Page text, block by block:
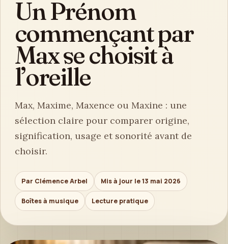
Un Prénom
commençant par
Max se choisit à
l’oreille
Max, Maxime, Maxence ou Maxine : une
sélection claire pour comparer origine,
signification, usage et sonorité avant de
choisir.
Par Clémence Arbel Mis à jour le 13 mai 2026
Boîtes à musique Lecture pratique